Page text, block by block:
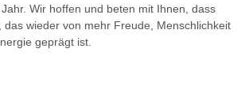
Wir hoffen und beten mit Ihnen, dass
das wieder von mehr Freude, Menschlichkeit
geprägt ist.